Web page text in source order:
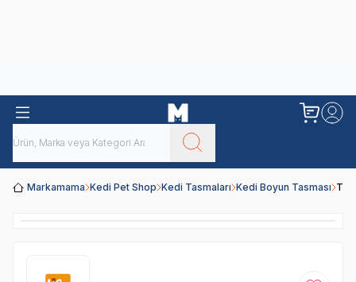
Markamama Kedi Pet Shop Kedi Tasmaları Kedi Boyun Tasması